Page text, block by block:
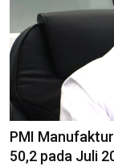
PMI
50,2 pada Juli